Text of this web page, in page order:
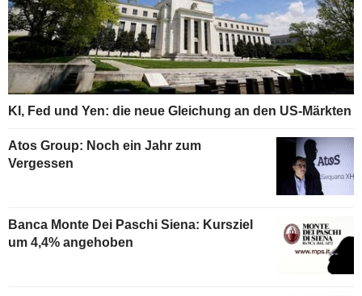
KI, Fed und Yen: die neue Gleichung an den US-Märkten
Atos Group: Noch ein Jahr zum
Vergessen
Banca Monte Dei Paschi Siena: Kursziel
um 4,4% angehoben